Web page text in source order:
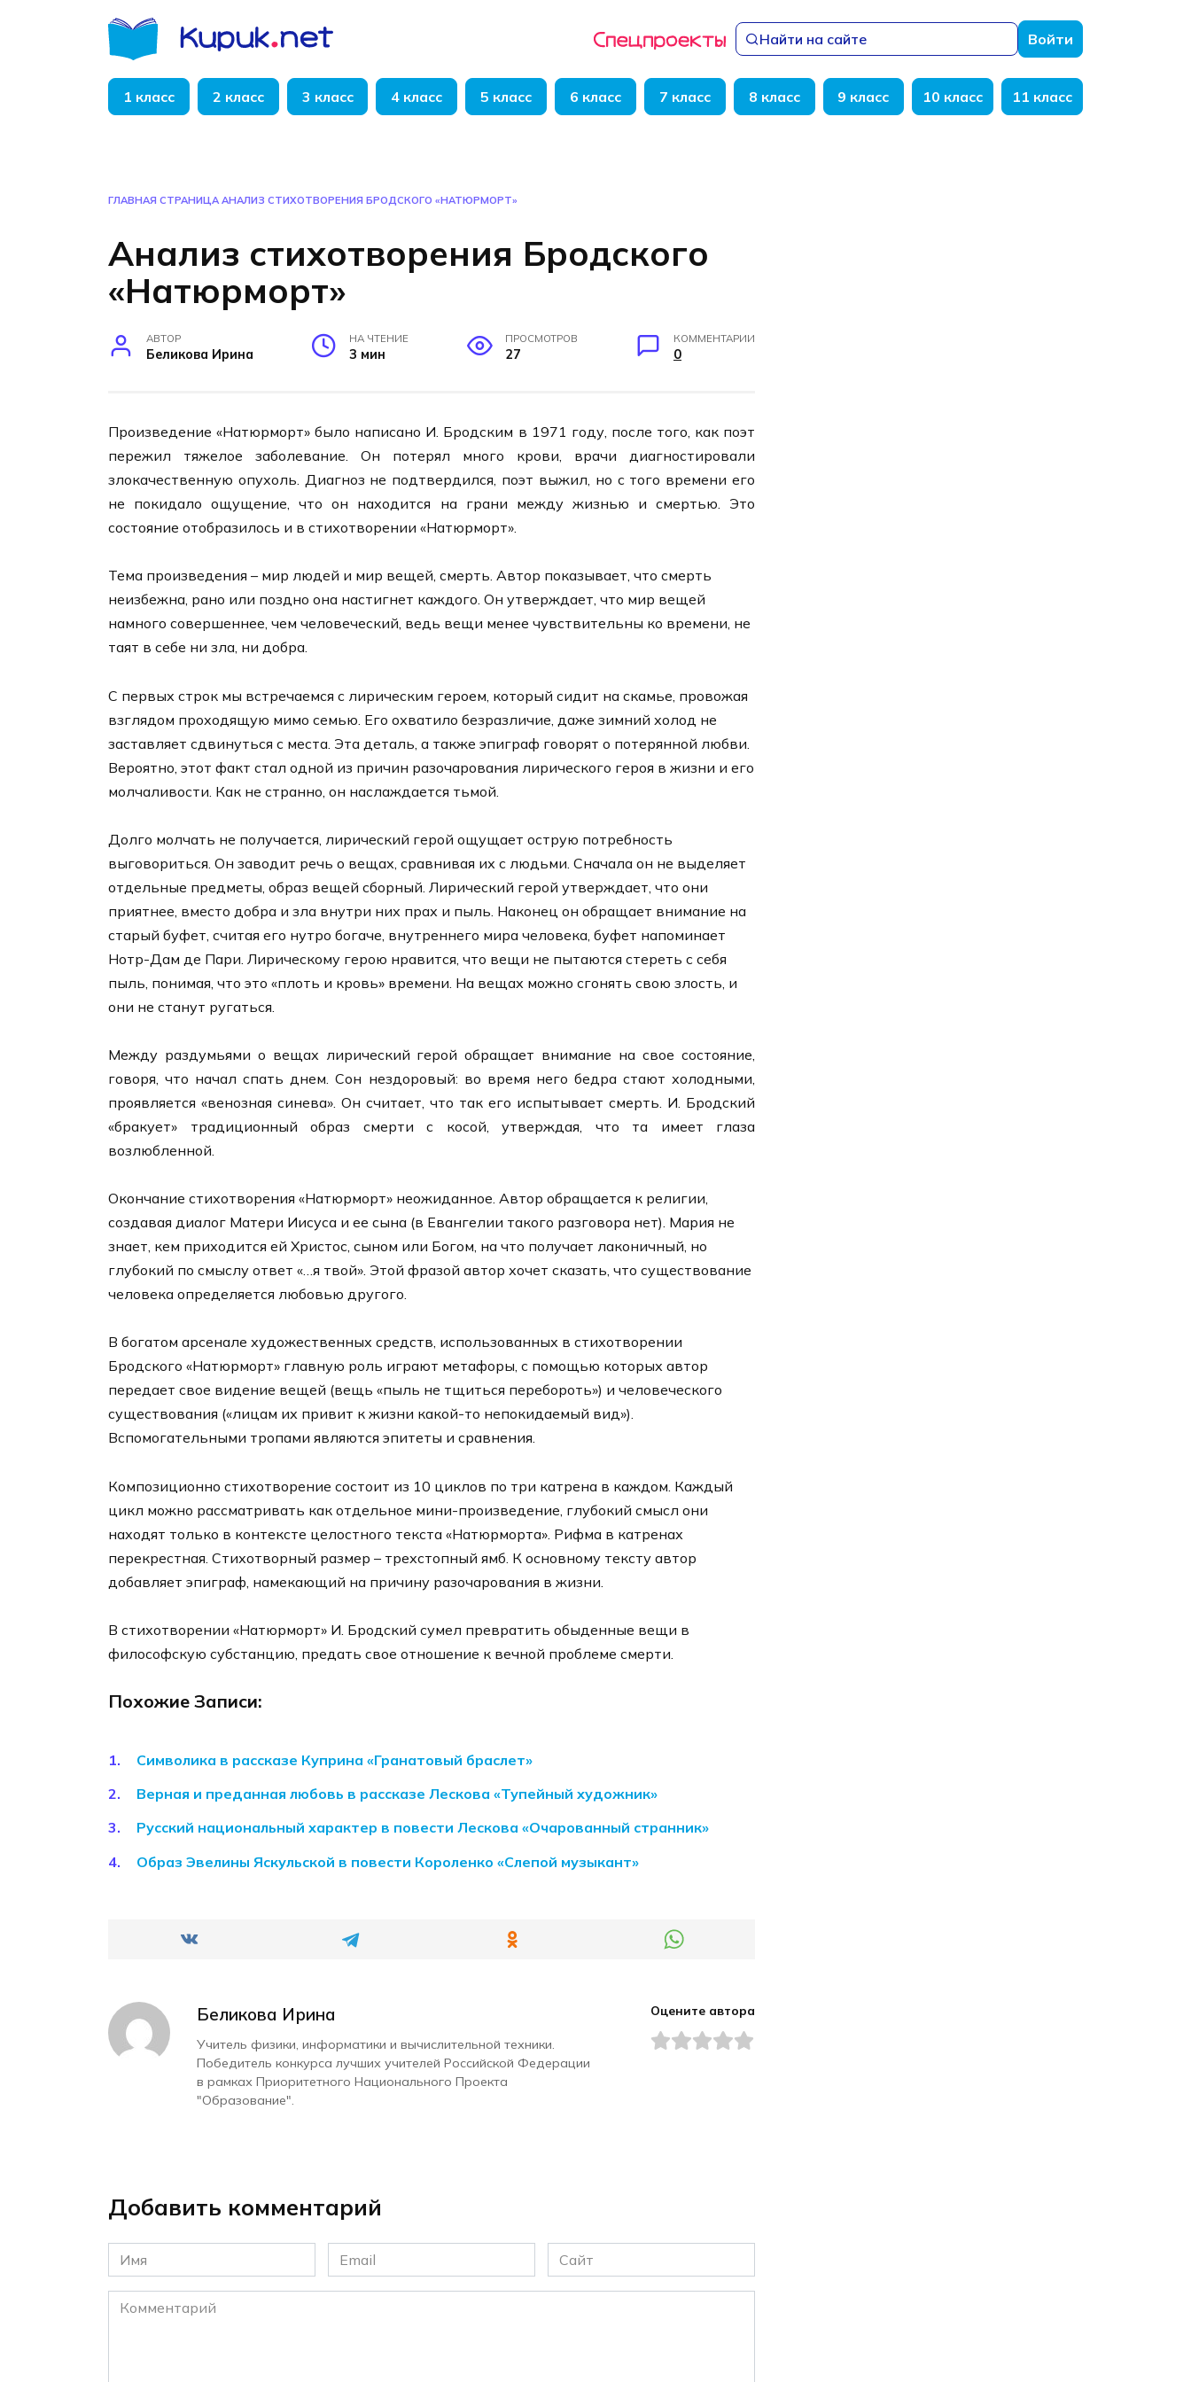
Найти на сайте Войти
1 класс 2 класс 3 класс 4 класс 5 класс 6 класс 7 класс 8 класс 9 класс 10 класс 11 класс
ГЛАВНАЯ СТРАНИЦА АНАЛИЗ СТИХОТВОРЕНИЯ БРОДСКОГО «НАТЮРМОРТ»
Анализ стихотворения Бродского
«Натюрморт»
АВТОР
Беликова Ирина
НА ЧТЕНИЕ
3 мин
ПРОСМОТРОВ
27
КОММЕНТАРИИ
0
Произведение «Натюрморт» было написано И. Бродским в 1971 году, после того, как поэт
пережил тяжелое заболевание. Он потерял много крови, врачи диагностировали
злокачественную опухоль. Диагноз не подтвердился, поэт выжил, но с того времени его
не покидало ощущение, что он находится на грани между жизнью и смертью. Это
состояние отобразилось и в стихотворении «Натюрморт».
Тема произведения – мир людей и мир вещей, смерть. Автор показывает, что смерть
неизбежна, рано или поздно она настигнет каждого. Он утверждает, что мир вещей
намного совершеннее, чем человеческий, ведь вещи менее чувствительны ко времени, не
таят в себе ни зла, ни добра.
С первых строк мы встречаемся с лирическим героем, который сидит на скамье, провожая
взглядом проходящую мимо семью. Его охватило безразличие, даже зимний холод не
заставляет сдвинуться с места. Эта деталь, а также эпиграф говорят о потерянной любви.
Вероятно, этот факт стал одной из причин разочарования лирического героя в жизни и его
молчаливости. Как не странно, он наслаждается тьмой.
Долго молчать не получается, лирический герой ощущает острую потребность
выговориться. Он заводит речь о вещах, сравнивая их с людьми. Сначала он не выделяет
отдельные предметы, образ вещей сборный. Лирический герой утверждает, что они
приятнее, вместо добра и зла внутри них прах и пыль. Наконец он обращает внимание на
старый буфет, считая его нутро богаче, внутреннего мира человека, буфет напоминает
Нотр-Дам де Пари. Лирическому герою нравится, что вещи не пытаются стереть с себя
пыль, понимая, что это «плоть и кровь» времени. На вещах можно сгонять свою злость, и
они не станут ругаться.
Между раздумьями о вещах лирический герой обращает внимание на свое состояние,
говоря, что начал спать днем. Сон нездоровый: во время него бедра стают холодными,
проявляется «венозная синева». Он считает, что так его испытывает смерть. И. Бродский
«бракует» традиционный образ смерти с косой, утверждая, что та имеет глаза
возлюбленной.
Окончание стихотворения «Натюрморт» неожиданное. Автор обращается к религии,
создавая диалог Матери Иисуса и ее сына (в Евангелии такого разговора нет). Мария не
знает, кем приходится ей Христос, сыном или Богом, на что получает лаконичный, но
глубокий по смыслу ответ «…я твой». Этой фразой автор хочет сказать, что существование
человека определяется любовью другого.
В богатом арсенале художественных средств, использованных в стихотворении
Бродского «Натюрморт» главную роль играют метафоры, с помощью которых автор
передает свое видение вещей (вещь «пыль не тщиться перебороть») и человеческого
существования («лицам их привит к жизни какой-то непокидаемый вид»).
Вспомогательными тропами являются эпитеты и сравнения.
Композиционно стихотворение состоит из 10 циклов по три катрена в каждом. Каждый
цикл можно рассматривать как отдельное мини-произведение, глубокий смысл они
находят только в контексте целостного текста «Натюрморта». Рифма в катренах
перекрестная. Стихотворный размер – трехстопный ямб. К основному тексту автор
добавляет эпиграф, намекающий на причину разочарования в жизни.
В стихотворении «Натюрморт» И. Бродский сумел превратить обыденные вещи в
философскую субстанцию, предать свое отношение к вечной проблеме смерти.
Похожие Записи:
Символика в рассказе Куприна «Гранатовый браслет»
Верная и преданная любовь в рассказе Лескова «Тупейный художник»
Русский национальный характер в повести Лескова «Очарованный странник»
Образ Эвелины Яскульской в повести Короленко «Слепой музыкант»
Беликова Ирина
Учитель физики, информатики и вычислительной техники.
Победитель конкурса лучших учителей Российской Федерации
в рамках Приоритетного Национального Проекта
"Образование".
Оцените автора
Добавить комментарий
Имя
*
Email
*
Сайт
Комментарий